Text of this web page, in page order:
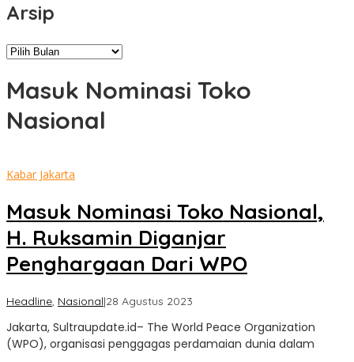
Arsip
Arsip
Masuk Nominasi Toko
Nasional
Kabar Jakarta
Masuk Nominasi Toko Nasional,
H. Ruksamin Diganjar
Penghargaan Dari WPO
Headline, Nasional|28 Agustus 2023
Update
Jakarta, Sultraupdate.id– The World Peace Organization
(WPO), organisasi penggagas perdamaian dunia dalam